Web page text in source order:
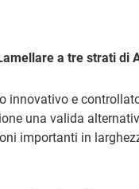
a tre strati di
innovativo e
una valida
importanti in